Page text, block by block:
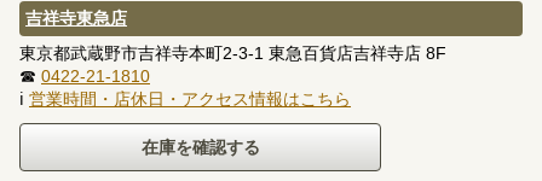
吉祥寺東急店
東京都武蔵野市吉祥寺本町2-3-1 東急百貨店吉祥寺店 8F
☎ 0422-21-1810
ℹ 営業時間・店休日・アクセス情報はこちら